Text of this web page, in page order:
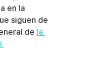
en la
siguen de
de la